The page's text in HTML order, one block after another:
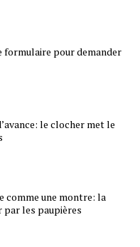
formulaire pour demander
le clocher met le
comme une montre: la
les paupières